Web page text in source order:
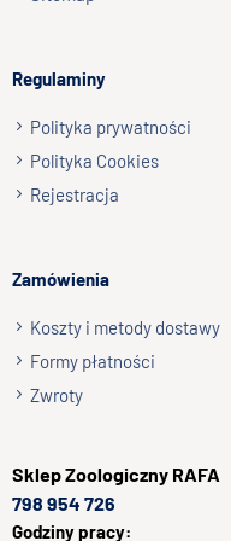
(45mg/kg).
Składniki odżywcze
białko surowe 17%,
minerały 4%, wapń
Wyślij opinię
Regulaminy
Polityka prywatności
Polityka Cookies
Rejestracja
Zamówienia
Koszty i metody dostawy
Formy płatności
Zwroty
SklepZoologiczny RAFA
798 954 726
Godziny pracy: